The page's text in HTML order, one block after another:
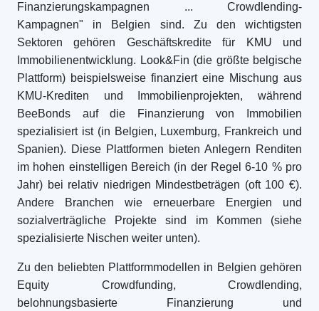
Finanzierungskampagnen ... Crowdlending-
Kampagnen" in Belgien sind. Zu den wichtigsten
Sektoren gehören Geschäftskredite für KMU und
Immobilienentwicklung. Look&Fin (die größte belgische
Plattform) beispielsweise finanziert eine Mischung aus
KMU-Krediten und Immobilienprojekten, während
BeeBonds auf die Finanzierung von Immobilien
spezialisiert ist (in Belgien, Luxemburg, Frankreich und
Spanien). Diese Plattformen bieten Anlegern Renditen
im hohen einstelligen Bereich (in der Regel 6-10 % pro
Jahr) bei relativ niedrigen Mindestbeträgen (oft 100 €).
Andere Branchen wie erneuerbare Energien und
sozialverträgliche Projekte sind im Kommen (siehe
spezialisierte Nischen weiter unten).
Zu den beliebten Plattformmodellen in Belgien gehören
Equity Crowdfunding, Crowdlending,
belohnungsbasierte Finanzierung und